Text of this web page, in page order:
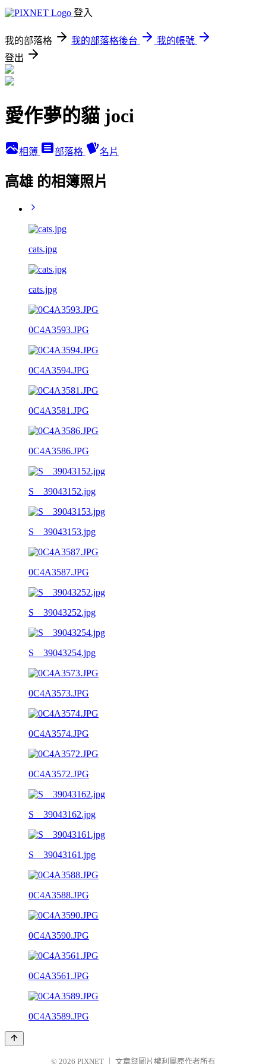
登入
我的部落格 我的部落格後台
我的帳號
登出
愛作夢的貓 joci
相簿 部落格 名片
高雄 的相簿照片
cats.jpg
cats.jpg
0C4A3593.JPG
0C4A3594.JPG
0C4A3581.JPG
0C4A3586.JPG
S__39043152.jpg
S__39043153.jpg
0C4A3587.JPG
S__39043252.jpg
S__39043254.jpg
0C4A3573.JPG
0C4A3574.JPG
0C4A3572.JPG
S__39043162.jpg
S__39043161.jpg
0C4A3588.JPG
0C4A3590.JPG
0C4A3561.JPG
0C4A3589.JPG
© 2026 PIXNET 文章與圖片權利屬原作者所有